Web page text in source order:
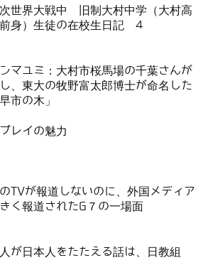
世界大戦中 旧制大村中学（大村高
身）生徒の在校生日記 4
マユミ：大村市桜馬場の千葉さんが
、東大の牧野富太郎博士が命名した
市の木」
レイの魅力
TVが報道しないのに、外国メディア
く報道されたG７の一場面
が日本人をたたえる話は、日教組